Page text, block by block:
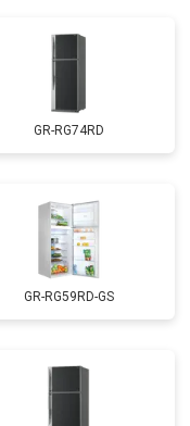
GR-RG74RD
GR-RG59RD-GS